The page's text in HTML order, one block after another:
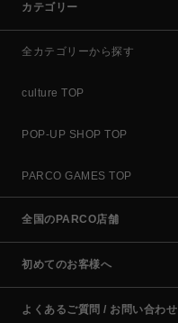
カテゴリー
全カテゴリーから探す
culture TOP
POP-UP SHOP TOP
PARCO GAMES TOP
全国のPARCO店舗
初めてのお客様へ
よくあるご質問 / お問い合わせ